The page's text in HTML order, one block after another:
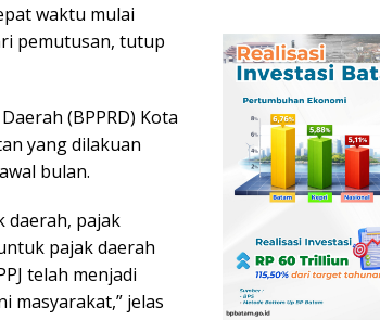
waktu mulai
pemutusan, tutup
(BPPRD) Kota
yang dilakuan
bulan.
daerah, pajak
pajak daerah
telah menjadi
masyarakat,” jelas